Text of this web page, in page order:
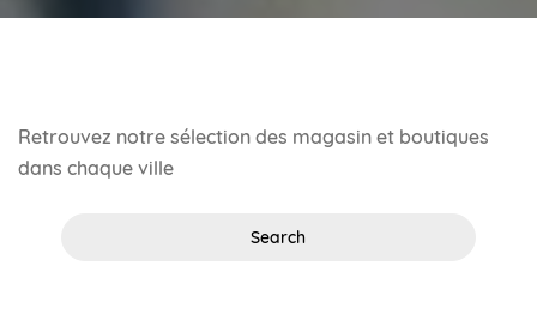
Retrouvez notre sélection des magasin et boutiques
dans chaque ville
Search